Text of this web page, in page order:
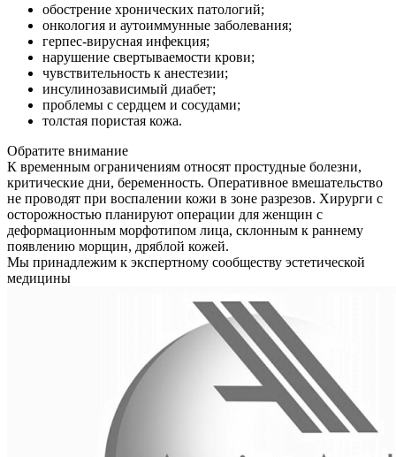
обострение хронических патологий;
онкология и аутоиммунные заболевания;
герпес-вирусная инфекция;
нарушение свертываемости крови;
чувствительность к анестезии;
инсулинозависимый диабет;
проблемы с сердцем и сосудами;
толстая пористая кожа.
Обратите внимание
К временным ограничениям относят простудные болезни,
критические дни, беременность. Оперативное вмешательство
не проводят при воспалении кожи в зоне разрезов. Хирурги с
осторожностью планируют операции для женщин с
деформационным морфотипом лица, склонным к раннему
появлению морщин, дряблой кожей.
Мы принадлежим к экспертному сообществу эстетической
медицины